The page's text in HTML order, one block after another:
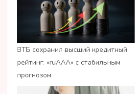
ВТБ сохранил высший кредитный
рейтинг: «ruАAA» с стабильным
прогнозом